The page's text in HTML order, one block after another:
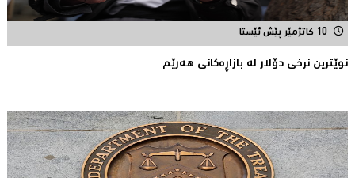
10 کاتژمێر پێش ئێستا
نوێترین نرخی دۆلار له‌ بازاڕه‌كانی هه‌رێم